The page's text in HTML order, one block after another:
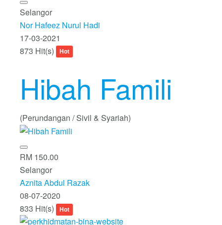
Selangor
Nor Hafeez Nurul Hadi
17-03-2021
873 Hit(s)
Hot
Hibah Famili
(Perundangan / Sivil & Syariah)
RM 150.00
Selangor
Aznita Abdul Razak
08-07-2020
833 Hit(s)
Hot